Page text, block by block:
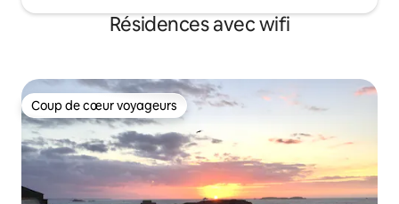
Résidences avec wifi
Coup de cœur voyageurs
Coup de cœur voyageurs